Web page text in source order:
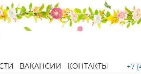
ВАКАНСИИ КОНТАКТЫ +7